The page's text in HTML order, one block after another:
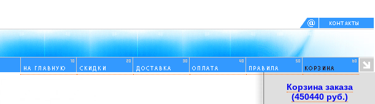
Корзина заказа
(450440 руб.)